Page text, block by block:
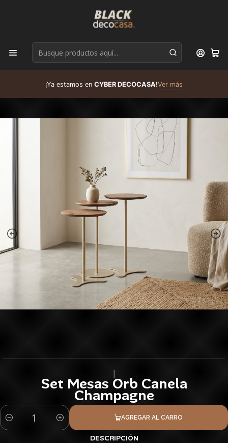
¡Ya estamos en CYBER DECOCASA!Ver más
Set Mesas Orb Canela
Champagne
Cantidad
AGREGAR AL CARRO
DESCRIPCIÓN